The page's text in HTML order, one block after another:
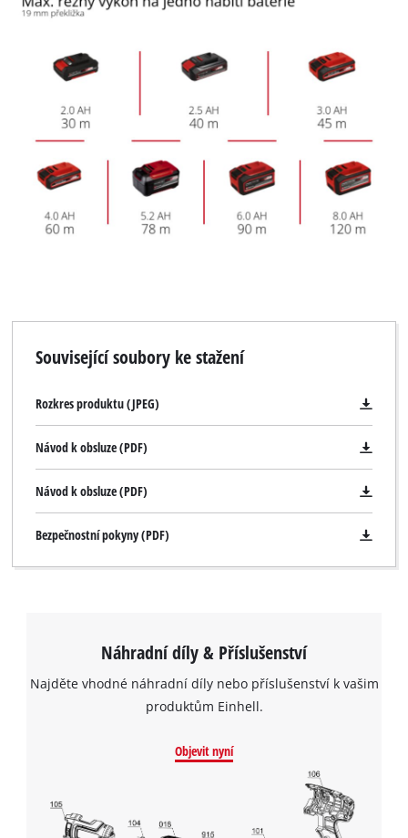
Související soubory ke stažení
Rozkres produktu (JPEG)
Návod k obsluze (PDF)
Návod k obsluze (PDF)
Bezpečnostní pokyny (PDF)
Náhradní díly & Příslušenství
Najděte vhodné náhradní díly nebo příslušenství k vašim
produktům Einhell.
Objevit nyní